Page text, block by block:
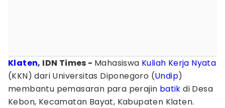
Klaten, IDN Times - Mahasiswa Kuliah Kerja Nyata
(KKN) dari Universitas Diponegoro (Undip)
membantu pemasaran para perajin batik di Desa
Kebon, Kecamatan Bayat, Kabupaten Klaten.